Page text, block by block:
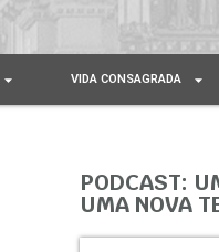
VIDA CONSAGRADA
PODCAST:
UMA NOVA